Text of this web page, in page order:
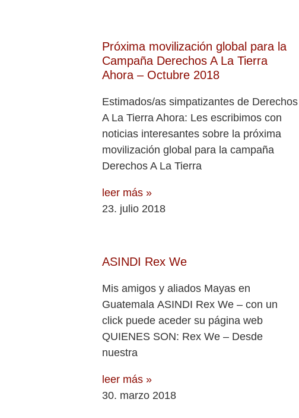
Próxima movilización global para la
Campaña Derechos A La Tierra
Ahora – Octubre 2018
Estimados/as simpatizantes de Derechos
A La Tierra Ahora: Les escribimos con
noticias interesantes sobre la próxima
movilización global para la campaña
Derechos A La Tierra
leer más »
23. julio 2018
ASINDI Rex We
Mis amigos y aliados Mayas en
Guatemala ASINDI Rex We – con un
click puede aceder su página web
QUIENES SON: Rex We – Desde
nuestra
leer más »
30. marzo 2018